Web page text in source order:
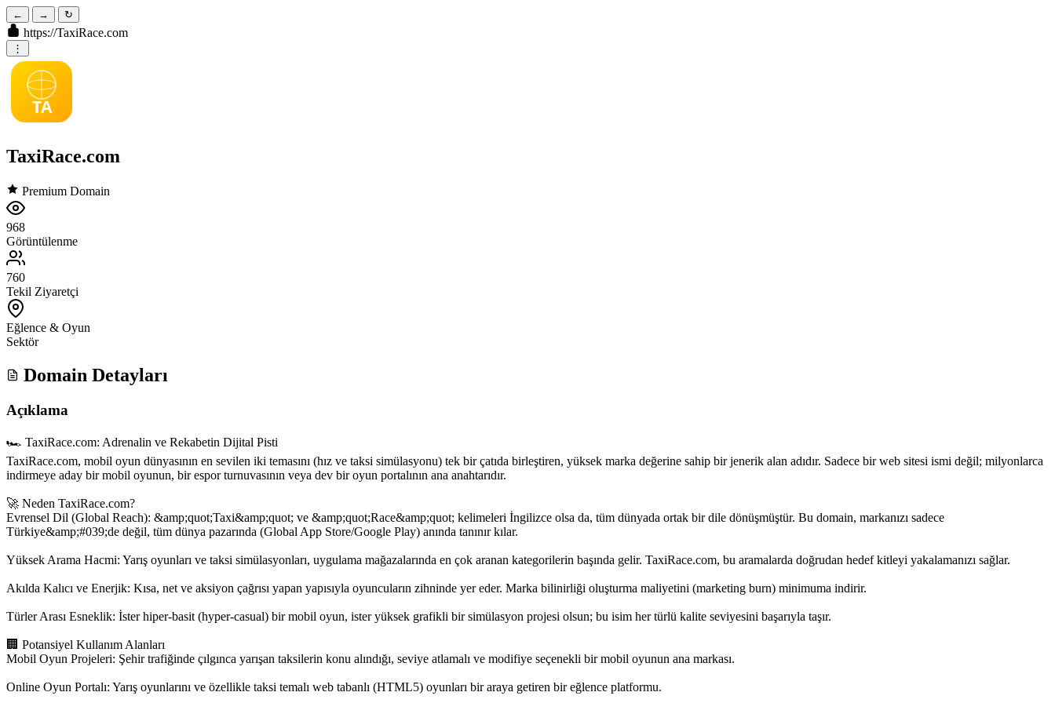
← → ↻
https://TaxiRace.com
⋮
TA
TaxiRace.com
Premium Domain
968
Görüntülenme
760
Tekil Ziyaretçi
Eğlence & Oyun
Sektör
Domain Detayları
Açıklama
🏎️ TaxiRace.com: Adrenalin ve Rekabetin Dijital Pisti
TaxiRace.com, mobil oyun dünyasının en sevilen iki temasını (hız ve taksi simülasyonu) tek bir çatıda birleştiren, yüksek marka değerine sahip bir jenerik alan adıdır. Sadece bir web sitesi ismi değil; milyonlarca
indirmeye aday bir mobil oyunun, bir espor turnuvasının veya dev bir oyun portalının ana anahtarıdır.
🚀 Neden TaxiRace.com?
Evrensel Dil (Global Reach): &amp;quot;Taxi&amp;quot; ve &amp;quot;Race&amp;quot; kelimeleri İngilizce olsa da, tüm dünyada ortak bir dile dönüşmüştür. Bu domain, markanızı sadece
Türkiye&amp;#039;de değil, tüm dünya pazarında (Global App Store/Google Play) anında tanınır kılar.
Yüksek Arama Hacmi: Yarış oyunları ve taksi simülasyonları, uygulama mağazalarında en çok aranan kategorilerin başında gelir. TaxiRace.com, bu aramalarda doğrudan hedef kitleyi yakalamanızı sağlar.
Akılda Kalıcı ve Enerjik: Kısa, net ve aksiyon çağrısı yapan yapısıyla oyuncuların zihninde yer eder. Marka bilinirliği oluşturma maliyetini (marketing burn) minimuma indirir.
Türler Arası Esneklik: İster hiper-basit (hyper-casual) bir mobil oyun, ister yüksek grafikli bir simülasyon projesi olsun; bu isim her türlü kalite seviyesini başarıyla taşır.
🏢 Potansiyel Kullanım Alanları
Mobil Oyun Projeleri: Şehir trafiğinde çılgınca yarışan taksilerin konu alındığı, seviye atlamalı ve modifiye seçenekli bir mobil oyunun ana markası.
Online Oyun Portalı: Yarış oyunlarını ve özellikle taksi temalı web tabanlı (HTML5) oyunları bir araya getiren bir eğlence platformu.